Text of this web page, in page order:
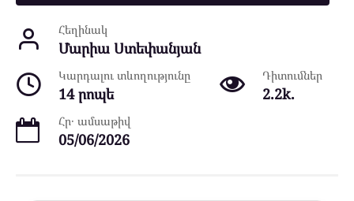
Հեղինակ
Մարիա Ստեփանյան
Կարդալու տևողությունը
14 րոպե
Դիտումներ
2.2k.
Հր․ ամսաթիվ
05/06/2026